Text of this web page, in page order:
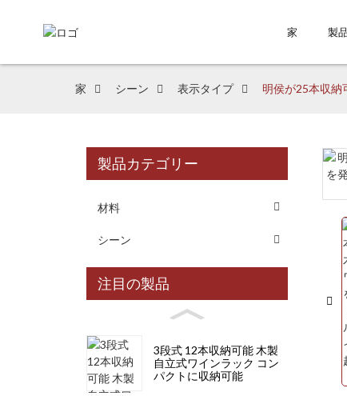
家 製品
家 シーン 表示タイプ 明侯が25本収納
製品カテゴリー
材料
シーン
注目の製品
3段式 12本収納可能 木製
自立式ワインラック コン
パクトに収納可能